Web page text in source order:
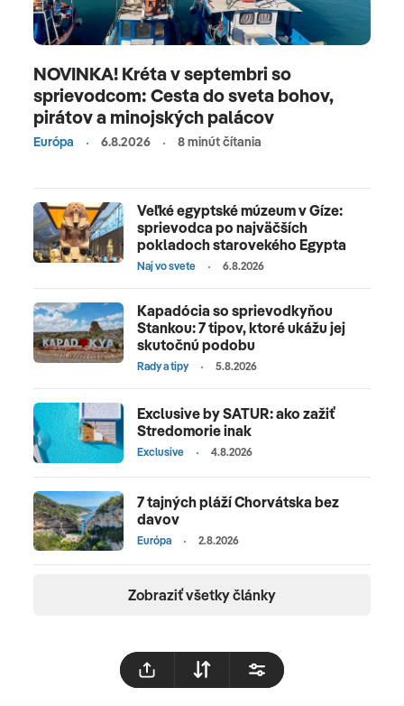
NOVINKA! Kréta v septembri so
sprievodcom: Cesta do sveta bohov,
pirátov a minojských palácov
Európa 6.8.2026 8 minút čítania
Veľké egyptské múzeum v Gíze:
sprievodca po najväčších
pokladoch starovekého Egypta
Naj vo svete 6.8.2026
Kapadócia so sprievodkyňou
Stankou: 7 tipov, ktoré ukážu jej
skutočnú podobu
Rady a tipy 5.8.2026
Exclusive by SATUR: ako zažiť
Stredomorie inak
Exclusive 4.8.2026
7 tajných pláží Chorvátska bez
davov
Európa 2.8.2026
Zobraziť všetky články